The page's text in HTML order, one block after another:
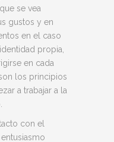
se vea
gustos y en
en el caso
propia,
en cada
los principios
a trabajar a la
con el